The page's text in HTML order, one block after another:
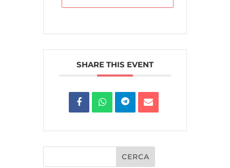
SHARE THIS EVENT